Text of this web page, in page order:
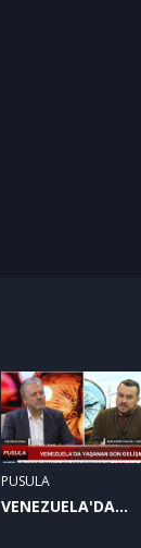
PUSULA
VENEZUELA'DA